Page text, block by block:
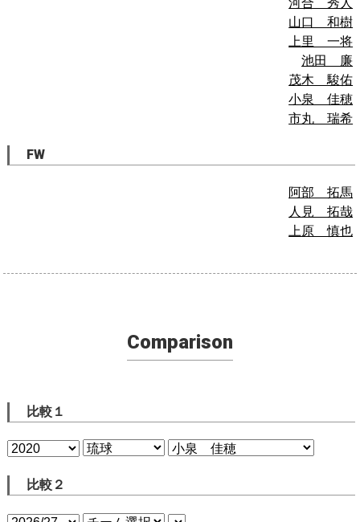
山口 和樹
上里 一将
池田 廉
茂木 駿佑
小泉 佳穂
市丸 瑞希
FW
阿部 拓馬
人見 拓哉
上原 慎也
Comparison
比較１
比較２